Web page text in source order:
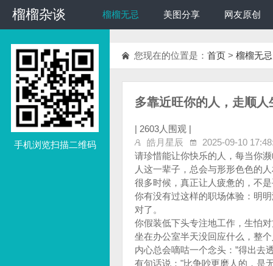
榴榴杂谈
榴榴杂谈 榴榴无忌 美图分享 网友原创
手机浏览扫描二维码
您现在的位置是： 首页 > 榴榴无忌
多靠近旺你的人，走顺人
| 2603人围观 |
皓月星辰
2025-09-10
请珍惜能让你快乐的人，每当你
人这一辈子，总会与形形色色的
很多时候，真正让人疲惫的，不
你有没有过这样的职场体验：明
对了。
你假装低下头专注地工作，生怕
坐在办公室半天没回应什么，整
内心总会嘀咕一个念头：”得出去
有句话说："比争吵更磨人的，是